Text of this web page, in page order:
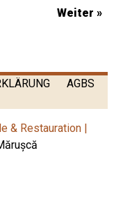
Weiter »
AGBS
& Restauration |